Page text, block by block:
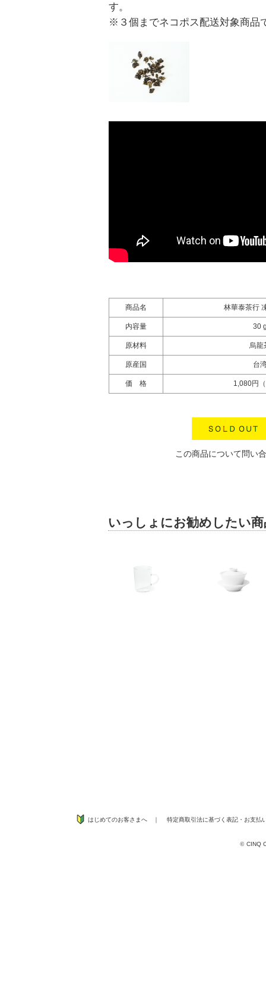
す。
※３個までネコポス配送対象商品
商品名 林華泰茶行
内容量 30
原材料 烏龍
原産国 台
価 格 1,080円
この商品について問い
いっしょにお勧めしたい商
はじめてのお客さまへ ｜ 特定商取引法に基づく表記 ・ お支払
© CINQ